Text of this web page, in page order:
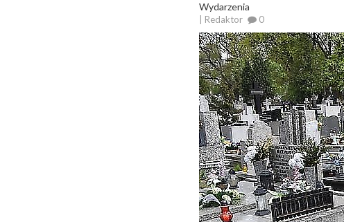
Wydarzenia
| Redaktor 0